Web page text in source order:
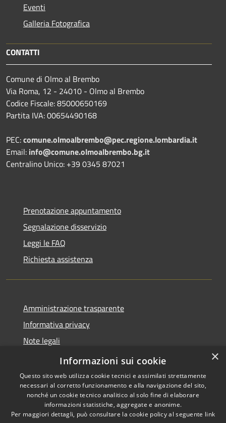
Eventi
Galleria Fotografica
CONTATTI
Comune di Olmo al Brembo
Via Roma, 12 - 24010 - Olmo al Brembo
Codice Fiscale: 85000650169
Partita IVA: 00654490168
PEC:comune.olmoalbrembo@pec.regione.lombardia.it
Email: info@comune.olmoalbrembo.bg.it
Centralino Unico: +39 0345 87021
Prenotazione appuntamento
Segnalazione disservizio
Leggi le FAQ
Richiesta assistenza
Amministrazione trasparente
Informativa privacy
Note legali
Dichiarazione di accessibilità
Accessibilità
Copyright © 2026 • Comune di
Olmo al Brembo • Powered by
×
Informazioni sui cookie
Questo sito web utilizza cookie tecnici e assimilati strettamente
necessari al corretto funzionamento e alla navigazione del sito,
nonché un cookie tecnico analitico al solo fine di elaborare
informazioni statistiche, aggregate e anonime.
Per maggiori dettagli, può consultare la cookie policy al seguente link